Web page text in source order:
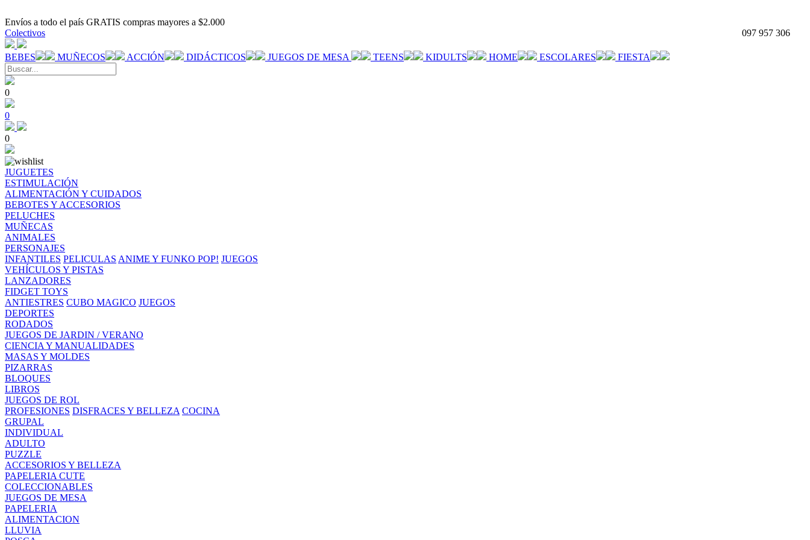
Envíos a todo el país GRATIS compras mayores a $2.000
097 957 306
Colectivos
BEBES MUÑECOS ACCIÓN DIDÁCTICOS JUEGOS DE MESA TEENS KIDULTS HOME ESCOLARES FIESTA
0
0
0
JUGUETES
ESTIMULACIÓN
ALIMENTACIÓN Y CUIDADOS
BEBOTES Y ACCESORIOS
PELUCHES
MUÑECAS
ANIMALES
PERSONAJES
INFANTILES PELICULAS ANIME Y FUNKO POP! JUEGOS
VEHÍCULOS Y PISTAS
LANZADORES
FIDGET TOYS
ANTIESTRES CUBO MAGICO JUEGOS
DEPORTES
RODADOS
JUEGOS DE JARDIN / VERANO
CIENCIA Y MANUALIDADES
MASAS Y MOLDES
PIZARRAS
BLOQUES
LIBROS
JUEGOS DE ROL
PROFESIONES DISFRACES Y BELLEZA COCINA
GRUPAL
INDIVIDUAL
ADULTO
PUZZLE
ACCESORIOS Y BELLEZA
PAPELERIA CUTE
COLECCIONABLES
JUEGOS DE MESA
PAPELERIA
ALIMENTACION
LLUVIA